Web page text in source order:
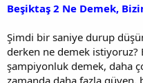
Beşiktaş 2 Ne Demek,
Şimdi bir saniye durup
derken ne demek istiyoruz?
şampiyonluk demek, daha
zamanda daha fazla